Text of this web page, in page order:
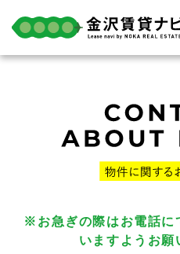
※お急ぎの際はお電話に
いますようお願